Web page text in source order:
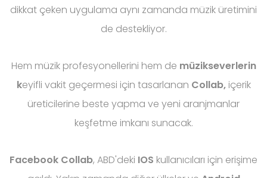
dikkat çeken uygulama aynı zamanda müzik üretimini
de destekliyor.
Hem müzik profesyonellerini hem de müzikseverlerin
keyifli vakit geçermesi için tasarlanan Collab,içerik
üreticilerine beste yapma ve yeni aranjmanlar
keşfetme imkanı sunacak.
Facebook Collab, ABD'deki IOS kullanıcıları için erişime